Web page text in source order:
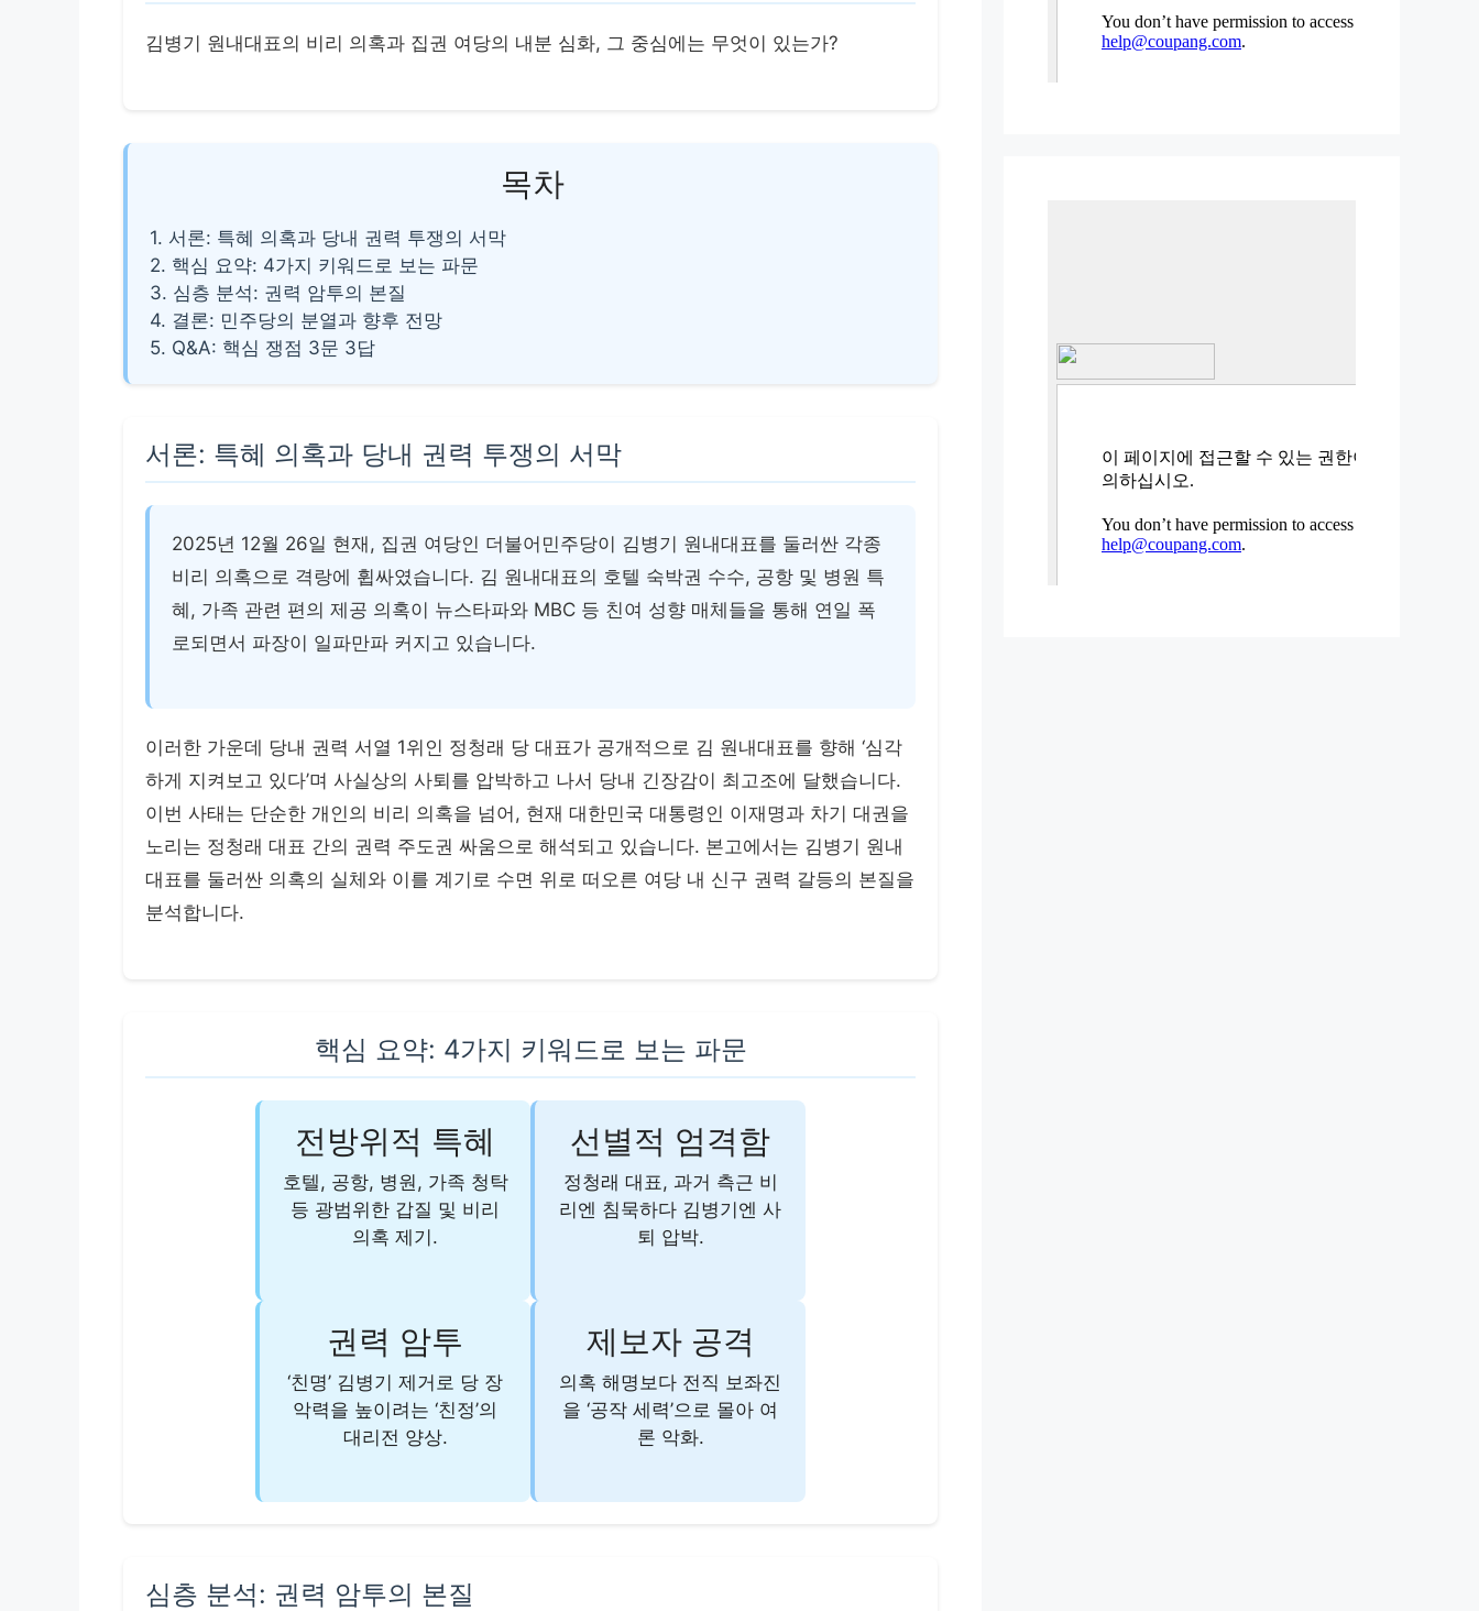
김병기 원내대표의 비리 의혹과 집권 여당의 내분 심화, 그 중심에는 무엇이 있는가?
목차
1. 서론: 특혜 의혹과 당내 권력 투쟁의 서막
2. 핵심 요약: 4가지 키워드로 보는 파문
3. 심층 분석: 권력 암투의 본질
4. 결론: 민주당의 분열과 향후 전망
5. Q&A: 핵심 쟁점 3문 3답
서론: 특혜 의혹과 당내 권력 투쟁의 서막
2025년 12월 26일 현재, 집권 여당인 더불어민주당이 김병기 원내대표를 둘러싼 각종
비리 의혹으로 격랑에 휩싸였습니다. 김 원내대표의 호텔 숙박권 수수, 공항 및 병원 특
혜, 가족 관련 편의 제공 의혹이 뉴스타파와 MBC 등 친여 성향 매체들을 통해 연일 폭
로되면서 파장이 일파만파 커지고 있습니다.
이러한 가운데 당내 권력 서열 1위인 정청래 당 대표가 공개적으로 김 원내대표를 향해 ‘심각
하게 지켜보고 있다’며 사실상의 사퇴를 압박하고 나서 당내 긴장감이 최고조에 달했습니다.
이번 사태는 단순한 개인의 비리 의혹을 넘어, 현재 대한민국 대통령인 이재명과 차기 대권을
노리는 정청래 대표 간의 권력 주도권 싸움으로 해석되고 있습니다. 본고에서는 김병기 원내
대표를 둘러싼 의혹의 실체와 이를 계기로 수면 위로 떠오른 여당 내 신구 권력 갈등의 본질을
분석합니다.
핵심 요약: 4가지 키워드로 보는 파문
전방위적 특혜
호텔, 공항, 병원, 가족 청탁
등 광범위한 갑질 및 비리
의혹 제기.
선별적 엄격함
정청래 대표, 과거 측근 비
리엔 침묵하다 김병기엔 사
퇴 압박.
권력 암투
‘친명’ 김병기 제거로 당 장
악력을 높이려는 ‘친정’의
대리전 양상.
제보자 공격
의혹 해명보다 전직 보좌진
을 ‘공작 세력’으로 몰아 여
론 악화.
심층 분석: 권력 암투의 본질